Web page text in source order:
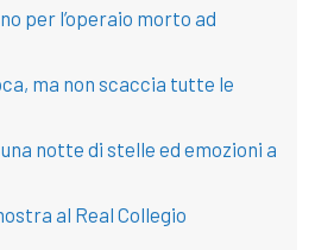
per l’operaio morto ad
ma non scaccia tutte le
notte di stelle ed emozioni a
al Real Collegio